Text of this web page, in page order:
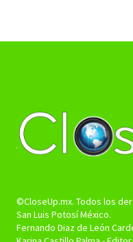
©CloseUp.mx. Todos los
San Luis Potosí México.
Fernando Diaz de León